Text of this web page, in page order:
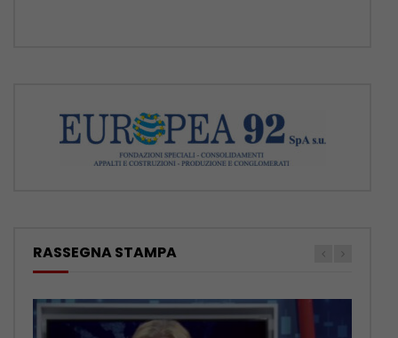
RASSEGNA STAMPA